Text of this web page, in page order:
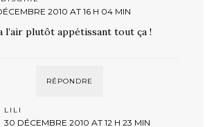
2010 AT 16 H 04 MIN
l’air plutôt appétissant tout ça !
RÉPONDRE
LILI
30 DÉCEMBRE 2010 AT 12 H 23 MIN